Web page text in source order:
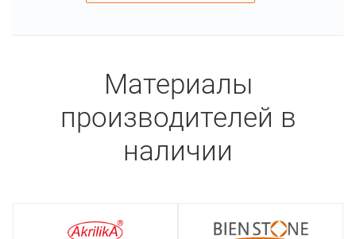
Материалы
производителей в
наличии